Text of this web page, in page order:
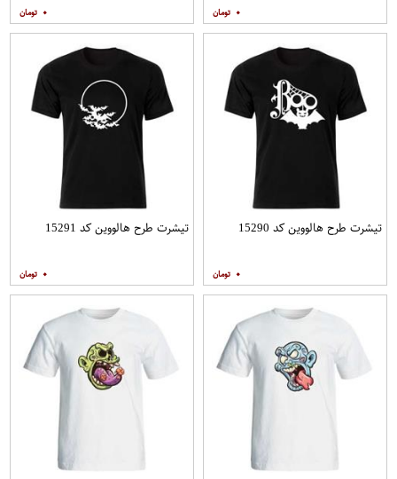
۰ ۰
تیشرت طرح هالووین کد 15290
۰
تیشرت طرح هالووین کد 15291
۰